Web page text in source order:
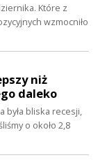
Które z
wzmocniło
niż
daleko
była bliska recesji,
o około 2,8